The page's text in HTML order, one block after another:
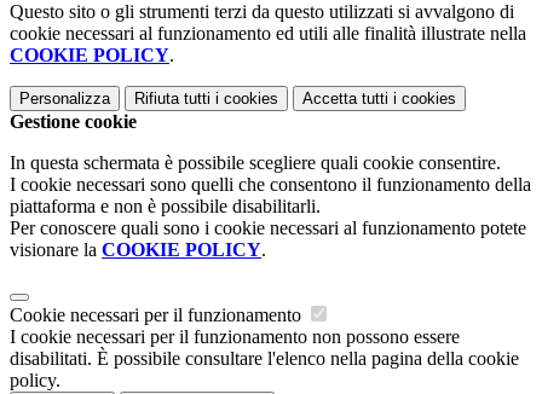
Questo sito o gli strumenti terzi da questo utilizzati si avvalgono di
cookie necessari al funzionamento ed utili alle finalità illustrate nella
COOKIE POLICY.
Personalizza Rifiuta tutti i cookies Accetta tutti i cookies
Gestione cookie
In questa schermata è possibile scegliere quali cookie consentire.
I cookie necessari sono quelli che consentono il funzionamento della
piattaforma e non è possibile disabilitarli.
Per conoscere quali sono i cookie necessari al funzionamento potete
visionare la COOKIE POLICY.
Cookie necessari per il funzionamento
I cookie necessari per il funzionamento non possono essere
disabilitati. È possibile consultare l'elenco nella pagina della cookie
policy.